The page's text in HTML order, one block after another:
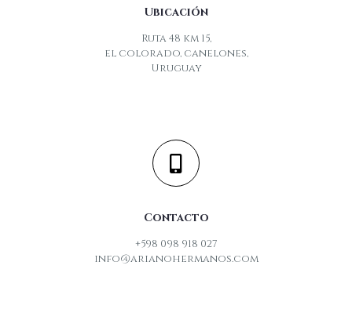
Ubicación
Ruta 48 km 15,
el colorado, canelones,
Uruguay
Contacto
+598 098 918 027
info@arianohermanos.com